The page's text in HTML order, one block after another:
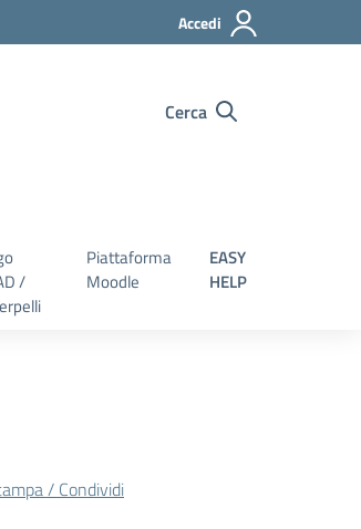
Accedi
Cerca
/
Piattaforma
Moodle
EASY
HELP
/ Condividi